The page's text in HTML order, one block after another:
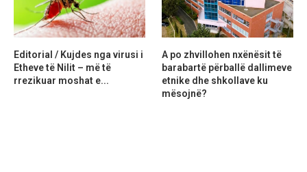
Editorial / Kujdes nga virusi i
Etheve të Nilit – më të
rrezikuar moshat e...
A po zhvillohen nxënësit të
barabartë përballë dallimeve
etnike dhe shkollave ku
mësojnë?